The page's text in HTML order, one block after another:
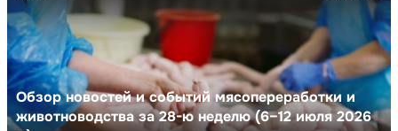
Обзор новостей и событий мясопереработки и
животноводства за 28-ю неделю (6–12 июля 2026